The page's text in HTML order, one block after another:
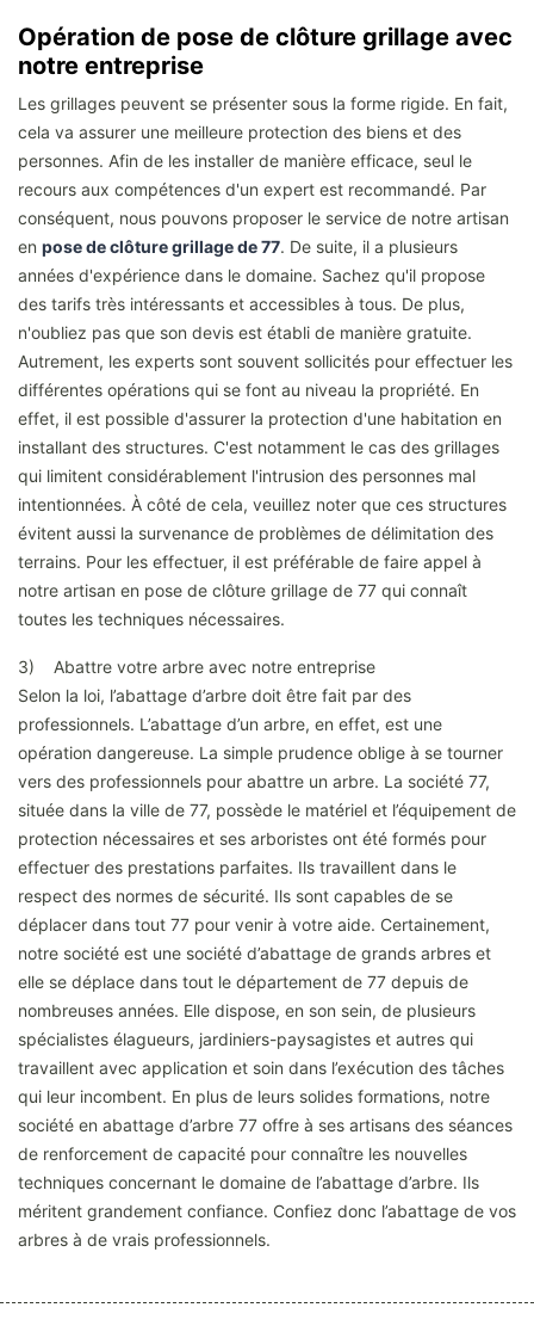
Opération de pose de clôture grillage avec
notre entreprise
Les grillages peuvent se présenter sous la forme rigide. En fait,
cela va assurer une meilleure protection des biens et des
personnes. Afin de les installer de manière efficace, seul le
recours aux compétences d'un expert est recommandé. Par
conséquent, nous pouvons proposer le service de notre artisan
en pose de clôture grillage de 77. De suite, il a plusieurs
années d'expérience dans le domaine. Sachez qu'il propose
des tarifs très intéressants et accessibles à tous. De plus,
n'oubliez pas que son devis est établi de manière gratuite.
Autrement, les experts sont souvent sollicités pour effectuer les
différentes opérations qui se font au niveau la propriété. En
effet, il est possible d'assurer la protection d'une habitation en
installant des structures. C'est notamment le cas des grillages
qui limitent considérablement l'intrusion des personnes mal
intentionnées. À côté de cela, veuillez noter que ces structures
évitent aussi la survenance de problèmes de délimitation des
terrains. Pour les effectuer, il est préférable de faire appel à
notre artisan en pose de clôture grillage de 77 qui connaît
toutes les techniques nécessaires.
3) Abattre votre arbre avec notre entreprise
Selon la loi, l’abattage d’arbre doit être fait par des
professionnels. L’abattage d’un arbre, en effet, est une
opération dangereuse. La simple prudence oblige à se tourner
vers des professionnels pour abattre un arbre. La société 77,
située dans la ville de 77, possède le matériel et l’équipement de
protection nécessaires et ses arboristes ont été formés pour
effectuer des prestations parfaites. Ils travaillent dans le
respect des normes de sécurité. Ils sont capables de se
déplacer dans tout 77 pour venir à votre aide. Certainement,
notre société est une société d’abattage de grands arbres et
elle se déplace dans tout le département de 77 depuis de
nombreuses années. Elle dispose, en son sein, de plusieurs
spécialistes élagueurs, jardiniers-paysagistes et autres qui
travaillent avec application et soin dans l’exécution des tâches
qui leur incombent. En plus de leurs solides formations, notre
société en abattage d’arbre 77 offre à ses artisans des séances
de renforcement de capacité pour connaître les nouvelles
techniques concernant le domaine de l’abattage d’arbre. Ils
méritent grandement confiance. Confiez donc l’abattage de vos
arbres à de vrais professionnels.